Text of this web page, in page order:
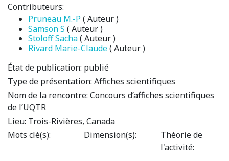
Contributeurs:
Pruneau M.-P ( Auteur )
Samson S ( Auteur )
Stoloff Sacha( Auteur )
Rivard Marie-Claude( Auteur )
État de publication: publié
Type de présentation: Affiches scientifiques
Nom de la rencontre: Concours d’affiches scientifiques
de l’UQTR
Lieu: Trois-Rivières, Canada
Mots clé(s):
Dimension(s):
Théorie de
l'activité: